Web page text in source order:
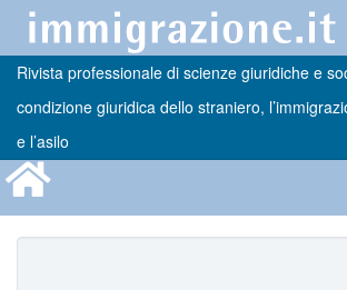
Rivista professionale di scienze giuridiche e
condizione giuridica dello straniero,
e l’asilo